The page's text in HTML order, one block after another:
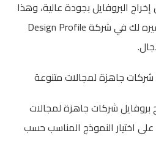
البروفايل بجودة عالية، وهذا
ما نحرص على تطبيقه وتوفيره لك في شركة Design Profile
بروفايل شركات جاهزة لمجالات
اختيار النموذج المناسب حسب